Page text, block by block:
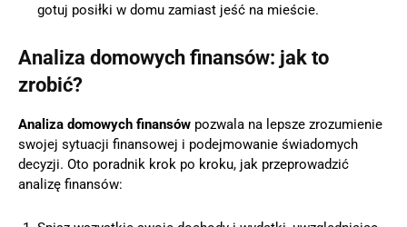
gotuj posiłki w domu zamiast jeść na mieście.
Analiza domowych finansów: jak to
zrobić?
Analiza domowych finansów pozwala na lepsze zrozumienie
swojej sytuacji finansowej i podejmowanie świadomych
decyzji. Oto poradnik krok po kroku, jak przeprowadzić
analizę finansów: